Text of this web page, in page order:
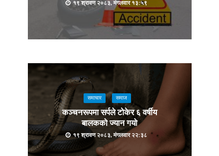
१९ श्रावण २०८३, मंगलवार १३:५९
समाचार समाज
कञ्चनरूपमा सर्पले टोकेर ६ वर्षीय
बालकको ज्यान गयो
१९ श्रावण २०८३, मंगलवार २२:३८